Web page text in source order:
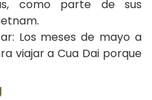
como parte de sus
Los meses de mayo a
viajar a Cua Dai porque